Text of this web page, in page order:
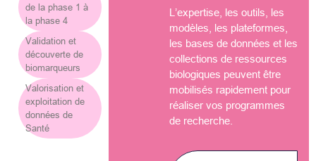
de la phase 1 à
la phase 4
Validation et
découverte de
biomarqueurs
Valorisation et
exploitation de
données de
Santé
L’expertise, les outils, les
modèles, les plateformes,
les bases de données et les
collections de ressources
biologiques peuvent être
mobilisés rapidement pour
réaliser vos programmes
de recherche.